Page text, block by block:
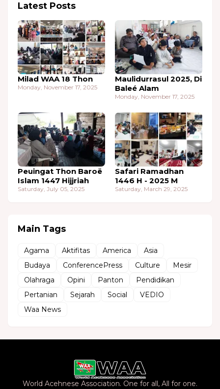
Latest Posts
Milad WAA 18 Thon
Monday, November 17, 2025
Maulidurrasul 2025, Di
Baleé Alam
Monday, November 17, 2025
Peuingat Thon Baroë
Islam 1447 Hijjriah
Saturday, July 05, 2025
Safari Ramadhan
1446 H - 2025 M
Saturday, March 29, 2025
Main Tags
Agama Aktifitas America
Asia
Budaya
ConferencePress Culture
Mesir
Olahraga
Opini Panton
Pendidikan
Pertanian
Sejarah Social
VEDIO
Waa News
World Acehnese Association. One for all, All for one.